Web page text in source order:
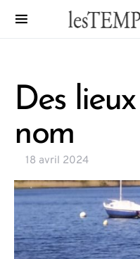
Des
nom
18 avril 2024